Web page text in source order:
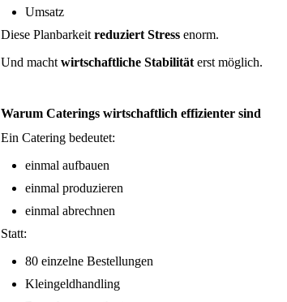
Umsatz
Diese Planbarkeit reduziert Stress enorm.
Und macht wirtschaftliche Stabilität erst möglich.
Warum Caterings wirtschaftlich effizienter sind
Ein Catering bedeutet:
einmal aufbauen
einmal produzieren
einmal abrechnen
Statt:
80 einzelne Bestellungen
Kleingeldhandling